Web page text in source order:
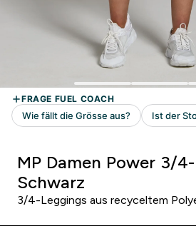
MP Damen Power 3/
Schwarz
3/4-Leggings aus recyceltem